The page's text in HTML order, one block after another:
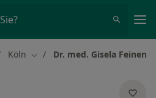
ändern
Köln Stadt ändern
Dr. med. Gisela Feinen